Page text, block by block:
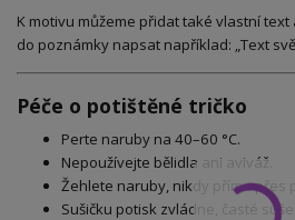
K motivu můžeme přidat také vlastní
do poznámky napsat například: „Text
Péče o potištěné tričko
Perte naruby na 40–60 °C.
Nepoužívejte bělidla ani aviváž.
Žehlete naruby, nikdy přímo přes
Sušičku potisk zvládne, časté